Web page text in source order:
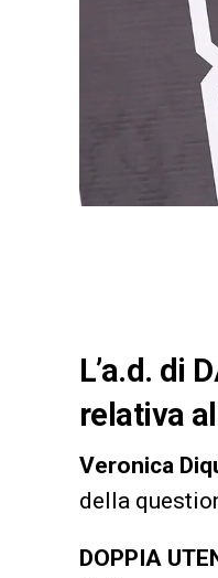
L’a.d. di
relativa
Veronica
della
DOPPIA